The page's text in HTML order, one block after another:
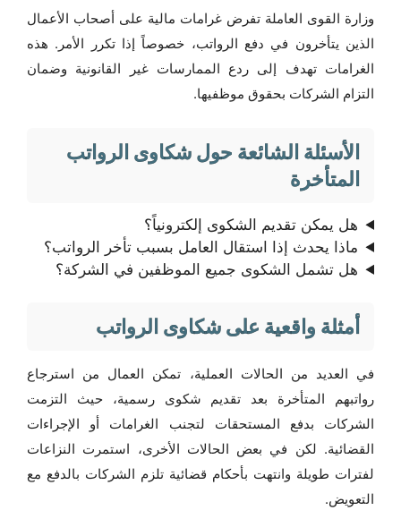
وزارة القوى العاملة تفرض غرامات مالية على أصحاب الأعمال
الذين يتأخرون في دفع الرواتب، خصوصاً إذا تكرر الأمر. هذه
الغرامات تهدف إلى ردع الممارسات غير القانونية وضمان
التزام الشركات بحقوق موظفيها.
الأسئلة الشائعة حول شكاوى الرواتب
المتأخرة
هل يمكن تقديم الشكوى إلكترونياً؟
ماذا يحدث إذا استقال العامل بسبب تأخر الرواتب؟
هل تشمل الشكوى جميع الموظفين في الشركة؟
أمثلة واقعية على شكاوى الرواتب
في العديد من الحالات العملية، تمكن العمال من استرجاع
رواتبهم المتأخرة بعد تقديم شكوى رسمية، حيث التزمت
الشركات بدفع المستحقات لتجنب الغرامات أو الإجراءات
القضائية. لكن في بعض الحالات الأخرى، استمرت النزاعات
لفترات طويلة وانتهت بأحكام قضائية تلزم الشركات بالدفع مع
التعويض.